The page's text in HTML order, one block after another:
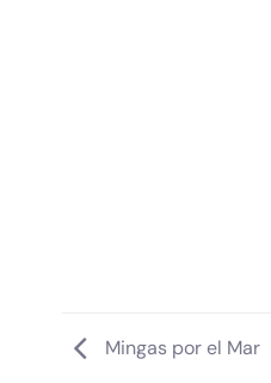
Mingas por el Mar